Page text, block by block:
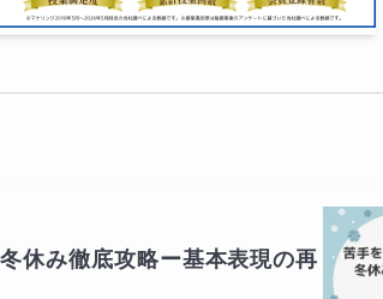
休み徹底攻略ー基本表現の再